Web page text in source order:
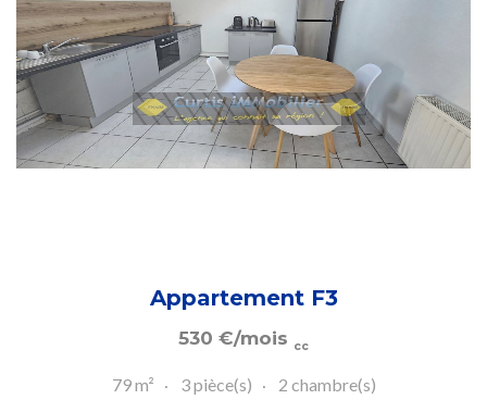
Appartement F3
530 €/mois cc
79 m² 3 pièce(s)
2 chambre(s)